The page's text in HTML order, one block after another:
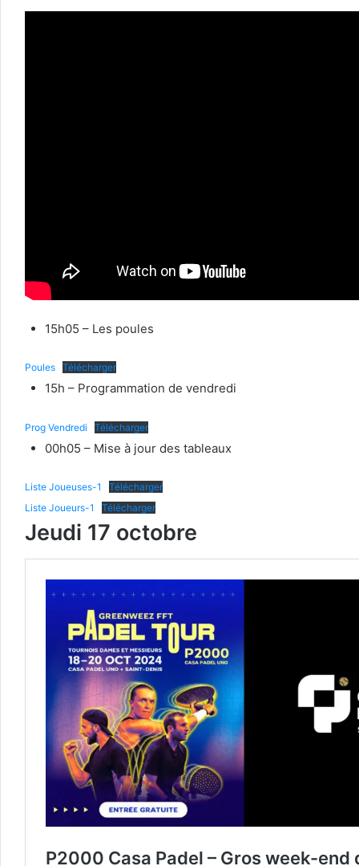
15h05 – Les poules
Poules Télécharger
15h – Programmation de vendredi
Prog Vendredi Télécharger
00h05 – Mise à jour des tableaux
Liste Joueuses-1
Télécharger
Liste Joueurs-1
Télécharger
Jeudi 17 octobre